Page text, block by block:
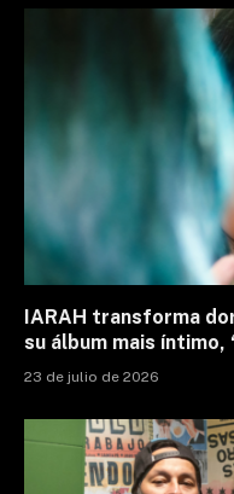
IARAH transforma
su álbum mais íntimo,
23 de julio de 2026